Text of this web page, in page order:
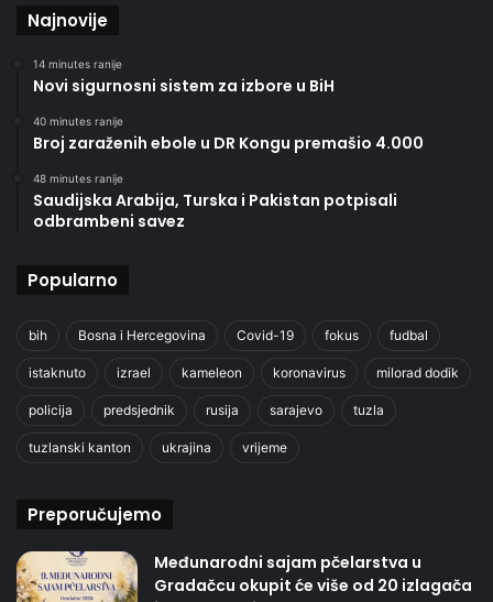
Najnovije
14 minutes ranije
Novi sigurnosni sistem za izbore u BiH
40 minutes ranije
Broj zaraženih ebole u DR Kongu premašio 4.000
48 minutes ranije
Saudijska Arabija, Turska i Pakistan potpisali
odbrambeni savez
Popularno
bih Bosna i Hercegovina Covid-19 fokus fudbal
istaknuto izrael kameleon koronavirus milorad dodik
policija predsjednik rusija sarajevo tuzla
tuzlanski kanton ukrajina vrijeme
Preporučujemo
Međunarodni sajam pčelarstva u
Gradačcu okupit će više od 20 izlagača